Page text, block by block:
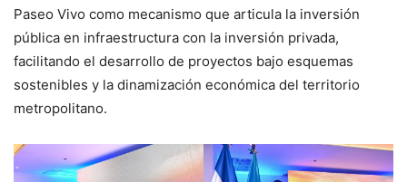
Paseo Vivo como mecanismo que articula la inversión
pública en infraestructura con la inversión privada,
facilitando el desarrollo de proyectos bajo esquemas
sostenibles y la dinamización económica del territorio
metropolitano.